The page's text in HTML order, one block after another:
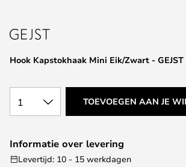
de
gallerij
Hook Kapstokhaak Mini Eik/Zwart - GEJST
1 TOEVOEGEN AAN JE
Informatie over levering
Levertijd: 10 - 15 werkdagen